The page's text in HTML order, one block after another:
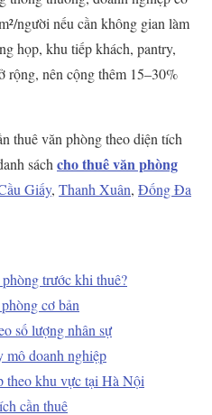
người nếu cần không gian làm
họp, khu tiếp khách, pantry,
rộng, nên cộng thêm 15–30%
thuê văn phòng theo diện tích
sách cho thuê văn phòng
Giấy, Thanh Xuân, Đống Đa
trước khi thuê?
cơ bản
số lượng nhân sự
mô doanh nghiệp
theo khu vực tại Hà Nội
cần thuê